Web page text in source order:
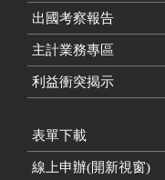
出國考察報告
主計業務專區
利益衝突揭示
表單下載
線上申辦(開新視窗)